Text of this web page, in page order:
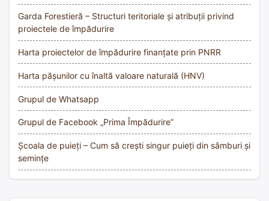
Garda Forestieră – Structuri teritoriale și atribuții privind
proiectele de împădurire
Harta proiectelor de împădurire finanțate prin PNRR
Harta pășunilor cu înaltă valoare naturală (HNV)
Grupul de Whatsapp
Grupul de Facebook „Prima Împădurire”
Școala de puieți – Cum să crești singur puieți din sâmburi și
semințe